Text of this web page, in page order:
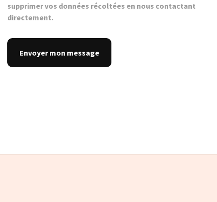
supprimer vos données récoltées en nous contactant
directement.